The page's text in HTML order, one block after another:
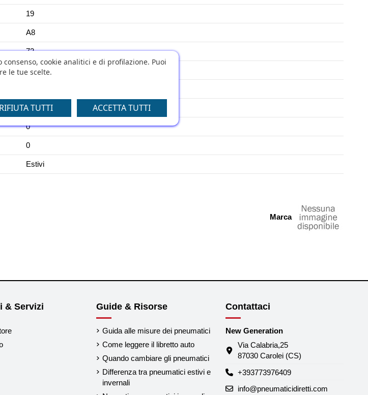
19
A8
72
FAKTOR F
No
0
0
Estivi
Marca
& Servizi Guide & Risorse
Guida alle misure dei pneumatici
Come leggere il libretto auto
Quando cambiare gli pneumatici
Differenza tra pneumatici estivi e
invernali
Contattaci
New Generation
Via Calabria,25
87030 Carolei (CS)
+393773976409
info@pneumaticidiretti.com
cookie analitici e di profilazione. Puoi
le tue scelte.
RIFIUTA TUTTI ACCETTA TUTTI